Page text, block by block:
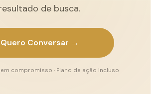
de busca.
Quero Conversar →
compromisso · Plano de ação incluso